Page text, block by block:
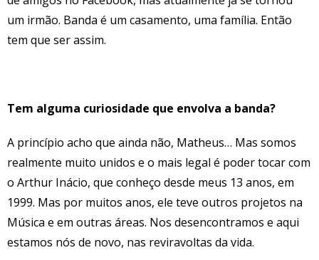
um irmão. Banda é um casamento, uma família. Então
tem que ser assim.
Tem alguma curiosidade que envolva a banda?
A princípio acho que ainda não, Matheus… Mas somos
realmente muito unidos e o mais legal é poder tocar com
o Arthur Inácio, que conheço desde meus 13 anos, em
1999. Mas por muitos anos, ele teve outros projetos na
Música e em outras áreas. Nos desencontramos e aqui
estamos nós de novo, nas reviravoltas da vida.